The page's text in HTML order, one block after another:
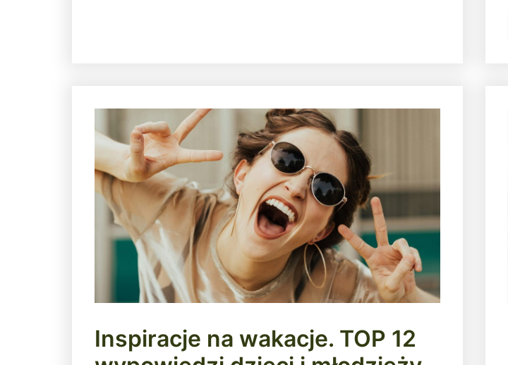
Inspiracje na wakacje. TOP 12